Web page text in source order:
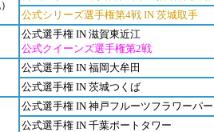
公式シリーズ選手権第4戦 IN 茨城取手
公式選手権 IN 滋賀東近江
公式クイーンズ選手権第2戦
公式選手権 IN 福岡大牟田
公式選手権 IN 茨城つくば
公式選手権 IN 神戸フルーツフラワーパ
公式選手権 IN 千葉ポートタワー